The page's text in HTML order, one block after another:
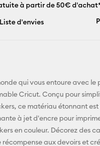
à partir de 50€
d'envies
qui vous entoure avec le
Cricut. Conçu pour
ce matériau étonnant
à jet d'encre pour
en couleur. Décorez des
aux devoirs et